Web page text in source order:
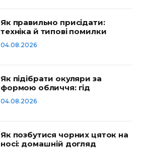
Як правильно присідати:
техніка й типові помилки
04.08.2026
Як підібрати окуляри за
формою обличчя: гід
04.08.2026
Як позбутися чорних цяток на
носі: домашній догляд